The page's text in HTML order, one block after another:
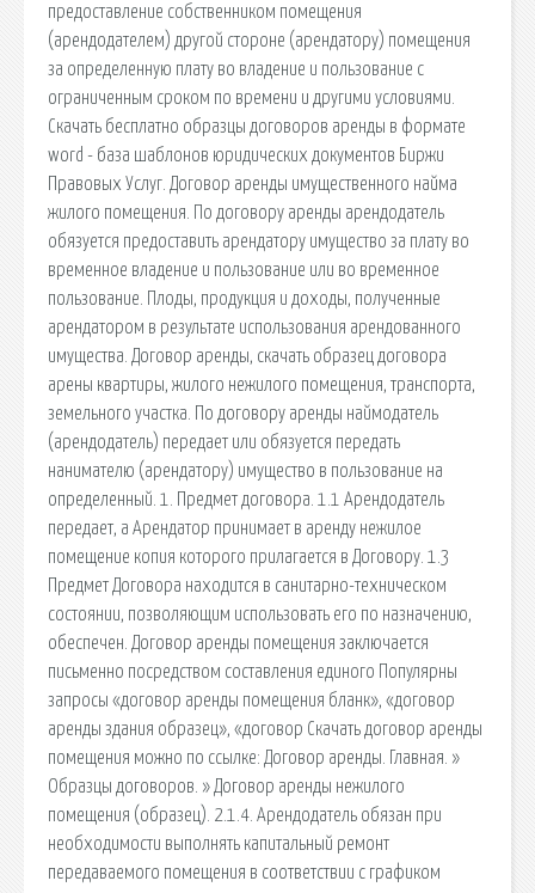
предоставление собственником помещения
(арендодателем) другой стороне (арендатору) помещения
за определенную плату во владение и пользование с
ограниченным сроком по времени и другими условиями.
Скачать бесплатно образцы договоров аренды в формате
word - база шаблонов юридических документов Биржи
Правовых Услуг. Договор аренды имущественного найма
жилого помещения. По договору аренды арендодатель
обязуется предоставить арендатору имущество за плату во
временное владение и пользование или во временное
пользование. Плоды, продукция и доходы, полученные
арендатором в результате использования арендованного
имущества. Договор аренды, скачать образец договора
арены квартиры, жилого нежилого помещения, транспорта,
земельного участка. По договору аренды наймодатель
(арендодатель) передает или обязуется передать
нанимателю (арендатору) имущество в пользование на
определенный. 1. Предмет договора. 1.1 Арендодатель
передает, а Арендатор принимает в аренду нежилое
помещение копия которого прилагается в Договору. 1.3
Предмет Договора находится в санитарно-техническом
состоянии, позволяющим использовать его по назначению,
обеспечен. Договор аренды помещения заключается
письменно посредством составления единого Популярны
запросы «договор аренды помещения бланк», «договор
аренды здания образец», «договор Скачать договор аренды
помещения можно по ссылке: Договор аренды. Главная. »
Образцы договоров. » Договор аренды нежилого
помещения (образец). 2.1.4. Арендодатель обязан при
необходимости выполнять капитальный ремонт
передаваемого помещения в соответствии с графиком